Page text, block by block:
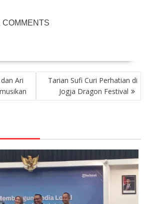
COMMENTS
Ari
Tarian Sufi Curi Perhatian di
Jogja Dragon Festival